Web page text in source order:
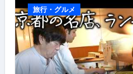
旅行・グルメ